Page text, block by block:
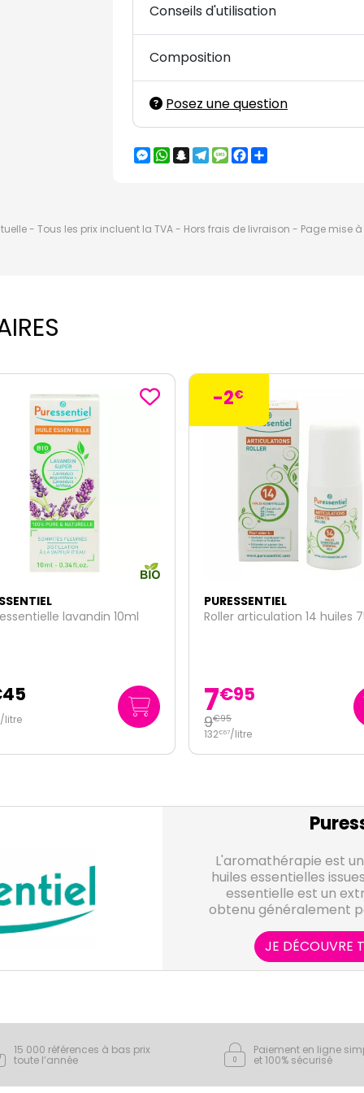
Conseils d'utilisation
Composition
Posez une question
Messenger
WhatsApp
Snapchat
Telegram
MessageFacebook
- Tous les prix incluent la TVA - Hors frais de livraison - Page mise
articulation 14 huiles 75ml
PURESSENTIEL
Huile essentielle menthe
5€95
595€00
L'aromathérapie est
huiles essentielles
essentielle est un
obtenu généralement
volatiles. Elle
plante, sous forme de
grande variété de
soit sous forme
indispensables à votre
quotidien
JE DÉCOUVRE
15 000 références à bas prix
toute l’année
Paiement en ligne
et 100% sécurisé